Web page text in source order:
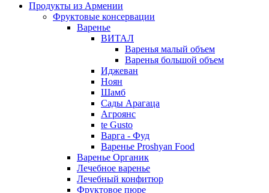
Продукты из Армении
Фруктовые консервации
Варенье
ВИТАЛ
Варенья малый объем
Варенья большой объем
Иджеван
Ноян
Шамб
Сады Арагаца
Агроянс
te Gusto
Варга - Фуд
Варенье Proshyan Food
Варенье Органик
Лечебное варенье
Лечебный конфитюр
Фруктовое пюре